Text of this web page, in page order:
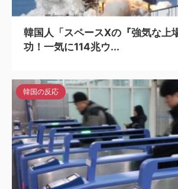
韓国人「スペースXの『強気な上
功！一気に114兆ウ...
韓国の反応